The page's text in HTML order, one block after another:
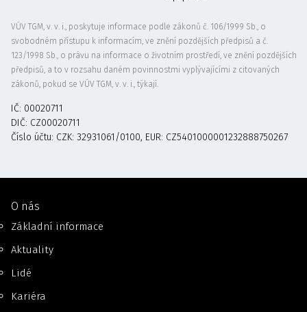
VÚV TGM, v. v. i., poskytuje informace podle zákonů č. 106/1999 Sb., o
svobodném přístupu k informacím, ve znění pozdějších předpisů a č.
123/1998 Sb., o právu na informace o životním prostředí, ve znění pozdějších
předpisů, a to v rozsahu daném povinnostmi vyplývajícími z citovaných
zákonů, pokud se VÚV TGM, v. v. i., týkají.
IČ: 00020711
DIČ: CZ00020711
Číslo účtu: CZK: 32931061/0100, EUR: CZ5401000001232888750267
O nás
Základní informace
Aktuality
Lidé
Kariéra